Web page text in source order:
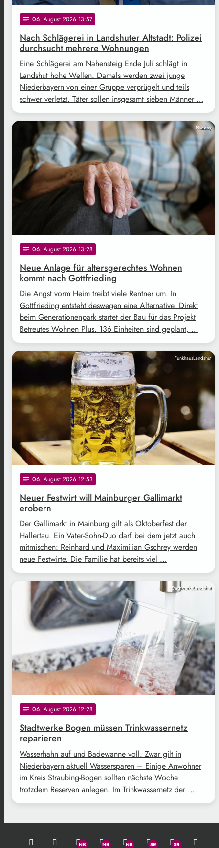
notes 06. August 2026 13:57
Nach Schlägerei in Landshuter Altstadt: Polizei
durchsucht mehrere Wohnungen
Eine Schlägerei am Nahensteig Ende Juli schlägt in
Landshut hohe Wellen. Damals werden zwei junge
Niederbayern von einer Gruppe verprügelt und teils
schwer verletzt. Täter sollen insgesamt sieben Männer …
Pixabay
notes 06. August 2026 13:28
Neue Anlage für altersgerechtes Wohnen
kommt nach Gottfrieding
Die Angst vorm Heim treibt viele Rentner um. In
Gottfrieding entsteht deswegen eine Alternative. Direkt
beim Generationenpark startet der Bau für das Projekt
Betreutes Wohnen Plus. 136 Einheiten sind geplant, …
FunkhausLandshut
notes 06. August 2026 12:53
Neuer Festwirt will Mainburger Gallimarkt
erobern
Der Gallimarkt in Mainburg gilt als Oktoberfest der
Hallertau. Ein Vater-Sohn-Duo darf bei dem jetzt auch
mitmischen: Reinhard und Maximilian Gschrey werden
neue Festwirte. Die Familie hat bereits viel …
StadtwerkeLandshut
notes 06. August 2026 12:28
Stadtwerke Bogen müssen Trinkwassernetz
reparieren
Wasserhahn auf und Badewanne voll. Zwar gilt in
Niederbayern aktuell Wassersparen – Einige Anwohner
im Kreis Straubing-Bogen sollten nächste Woche
trotzdem Reserven anlegen. Im Trinkwassernetz der …